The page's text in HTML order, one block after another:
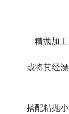
精抛加
或将其经
搭配精抛